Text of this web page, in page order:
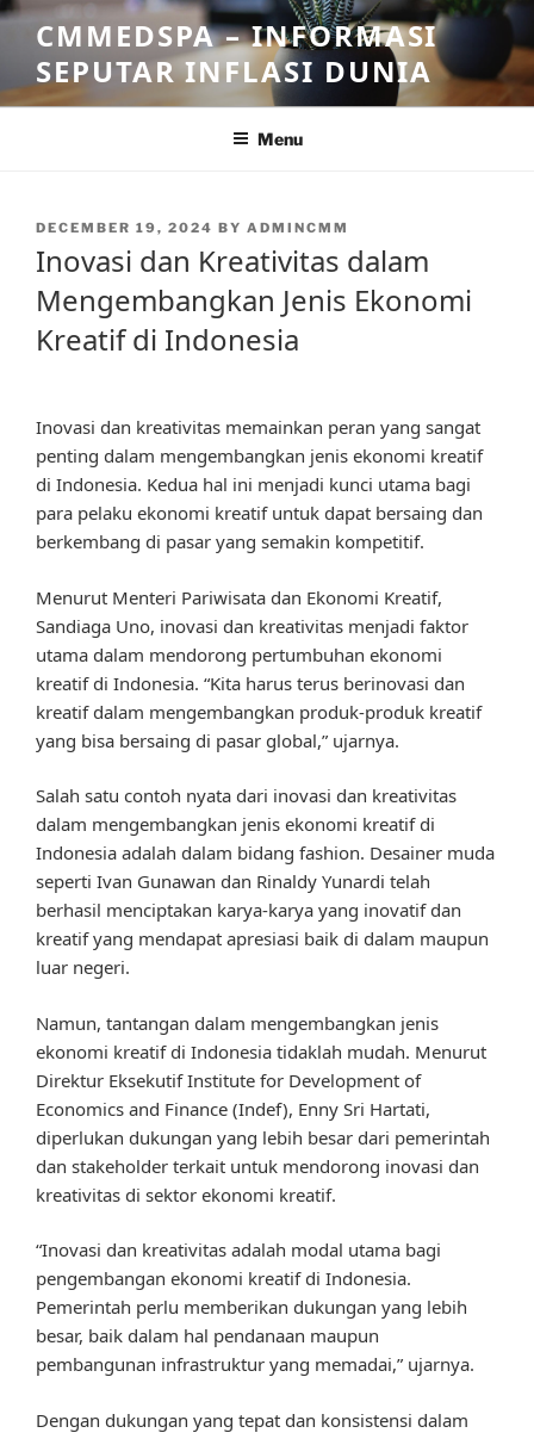
Skip
content
CMMEDSPA – INFORMASI
SEPUTAR INFLASI DUNIA
Menu
POSTED
DECEMBER 19, 2024 BY ADMINCMM
Inovasi dan Kreativitas dalam
Mengembangkan Jenis Ekonomi
Kreatif di Indonesia
Inovasi dan kreativitas memainkan peran yang sangat
penting dalam mengembangkan jenis ekonomi kreatif
di Indonesia. Kedua hal ini menjadi kunci utama bagi
para pelaku ekonomi kreatif untuk dapat bersaing dan
berkembang di pasar yang semakin kompetitif.
Menurut Menteri Pariwisata dan Ekonomi Kreatif,
Sandiaga Uno, inovasi dan kreativitas menjadi faktor
utama dalam mendorong pertumbuhan ekonomi
kreatif di Indonesia. “Kita harus terus berinovasi dan
kreatif dalam mengembangkan produk-produk kreatif
yang bisa bersaing di pasar global,” ujarnya.
Salah satu contoh nyata dari inovasi dan kreativitas
dalam mengembangkan jenis ekonomi kreatif di
Indonesia adalah dalam bidang fashion. Desainer muda
seperti Ivan Gunawan dan Rinaldy Yunardi telah
berhasil menciptakan karya-karya yang inovatif dan
kreatif yang mendapat apresiasi baik di dalam maupun
luar negeri.
Namun, tantangan dalam mengembangkan jenis
ekonomi kreatif di Indonesia tidaklah mudah. Menurut
Direktur Eksekutif Institute for Development of
Economics and Finance (Indef), Enny Sri Hartati,
diperlukan dukungan yang lebih besar dari pemerintah
dan stakeholder terkait untuk mendorong inovasi dan
kreativitas di sektor ekonomi kreatif.
“Inovasi dan kreativitas adalah modal utama bagi
pengembangan ekonomi kreatif di Indonesia.
Pemerintah perlu memberikan dukungan yang lebih
besar, baik dalam hal pendanaan maupun
pembangunan infrastruktur yang memadai,” ujarnya.
Dengan dukungan yang tepat dan konsistensi dalam